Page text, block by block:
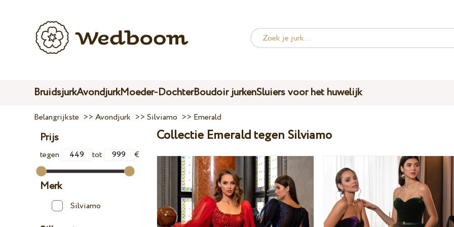
BruidsjurkAvondjurkMoeder-DochterBoudoir jurkenSluiers voor het huwelijk
Belangrijkste >>Avondjurk >>Silviamo >> Emerald
Prijs
tegen tot €
Merk
Silviamo
Collectie Emerald tegen Silviamo